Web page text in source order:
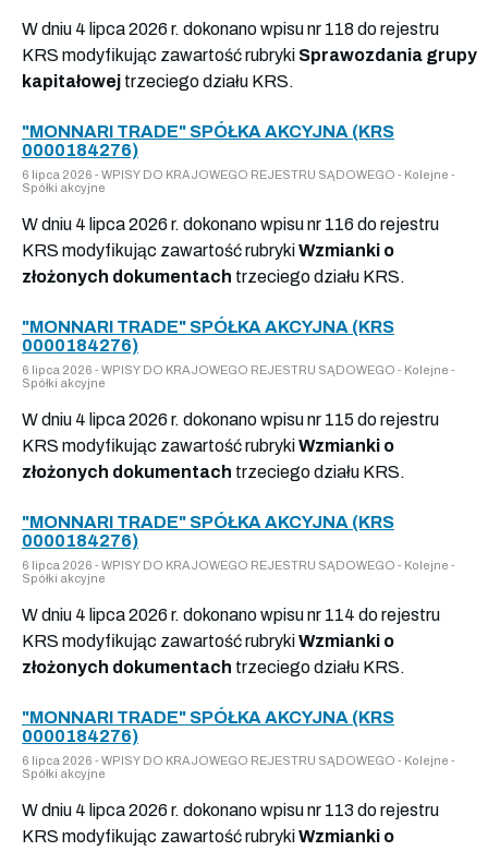
W dniu 4 lipca 2026 r. dokonano wpisu nr 118 do rejestru
KRS modyfikując zawartość rubryki Sprawozdania grupy
kapitałowej trzeciego działu KRS.
"MONNARI TRADE" SPÓŁKA AKCYJNA (KRS
0000184276)
6 lipca 2026 - WPISY DO KRAJOWEGO REJESTRU SĄDOWEGO - Kolejne -
Spółki akcyjne
W dniu 4 lipca 2026 r. dokonano wpisu nr 116 do rejestru
KRS modyfikując zawartość rubrykiWzmianki o
złożonych dokumentach trzeciego działu KRS.
"MONNARI TRADE" SPÓŁKA AKCYJNA (KRS
0000184276)
6 lipca 2026 - WPISY DO KRAJOWEGO REJESTRU SĄDOWEGO - Kolejne -
Spółki akcyjne
W dniu 4 lipca 2026 r. dokonano wpisu nr 115 do rejestru
KRS modyfikując zawartość rubrykiWzmianki o
złożonych dokumentach trzeciego działu KRS.
"MONNARI TRADE" SPÓŁKA AKCYJNA (KRS
0000184276)
6 lipca 2026 - WPISY DO KRAJOWEGO REJESTRU SĄDOWEGO - Kolejne -
Spółki akcyjne
W dniu 4 lipca 2026 r. dokonano wpisu nr 114 do rejestru
KRS modyfikując zawartość rubrykiWzmianki o
złożonych dokumentach trzeciego działu KRS.
"MONNARI TRADE" SPÓŁKA AKCYJNA (KRS
0000184276)
6 lipca 2026 - WPISY DO KRAJOWEGO REJESTRU SĄDOWEGO - Kolejne -
Spółki akcyjne
W dniu 4 lipca 2026 r. dokonano wpisu nr 113 do rejestru
KRS modyfikując zawartość rubrykiWzmianki o